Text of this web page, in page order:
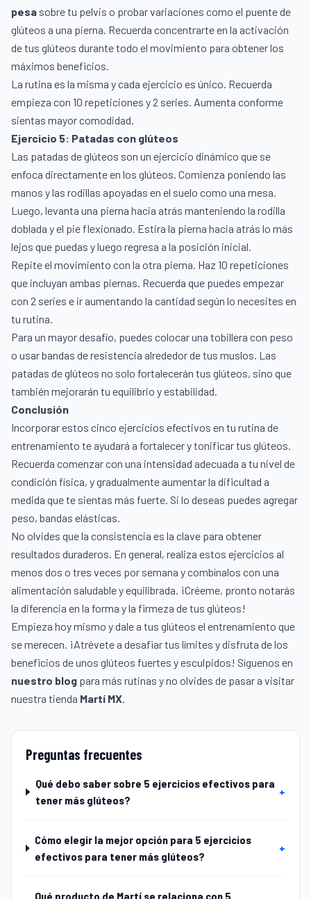
pesa sobre tu pelvis o probar variaciones como el puente de
glúteos a una pierna. Recuerda concentrarte en la activación
de tus glúteos durante todo el movimiento para obtener los
máximos beneficios.
La rutina es la misma y cada ejercicio es único. Recuerda
empieza con 10 repeticiones y 2 series. Aumenta conforme
sientas mayor comodidad.
Ejercicio 5: Patadas con glúteos
Las patadas de glúteos son un ejercicio dinámico que se
enfoca directamente en los glúteos. Comienza poniendo las
manos y las rodillas apoyadas en el suelo como una mesa.
Luego, levanta una pierna hacia atrás manteniendo la rodilla
doblada y el pie flexionado. Estira la pierna hacia atrás lo más
lejos que puedas y luego regresa a la posición inicial.
Repite el movimiento con la otra pierna. Haz 10 repeticiones
que incluyan ambas piernas. Recuerda que puedes empezar
con 2 series e ir aumentando la cantidad según lo necesites en
tu rutina.
Para un mayor desafío, puedes colocar una tobillera con peso
o usar bandas de resistencia alrededor de tus muslos. Las
patadas de glúteos no solo fortalecerán tus glúteos, sino que
también mejorarán tu equilibrio y estabilidad.
Conclusión
Incorporar estos cinco ejercicios efectivos en tu rutina de
entrenamiento te ayudará a fortalecer y tonificar tus glúteos.
Recuerda comenzar con una intensidad adecuada a tu nivel de
condición física, y gradualmente aumentar la dificultad a
medida que te sientas más fuerte. Si lo deseas puedes agregar
peso, bandas elásticas.
No olvides que la consistencia es la clave para obtener
resultados duraderos. En general, realiza estos ejercicios al
menos dos o tres veces por semana y combínalos con una
alimentación saludable y equilibrada. ¡Créeme, pronto notarás
la diferencia en la forma y la firmeza de tus glúteos!
Empieza hoy mismo y dale a tus glúteos el entrenamiento que
se merecen. ¡Atrévete a desafiar tus límites y disfruta de los
beneficios de unos glúteos fuertes y esculpidos! Síguenos en
nuestro blog para más rutinas y no olvides de pasar a visitar
nuestra tienda Martí MX.
Preguntas frecuentes
Qué debo saber sobre 5 ejercicios efectivos para
tener más glúteos?
+
Cómo elegir la mejor opción para 5 ejercicios
efectivos para tener más glúteos?
+
Qué producto de Martí se relaciona con 5